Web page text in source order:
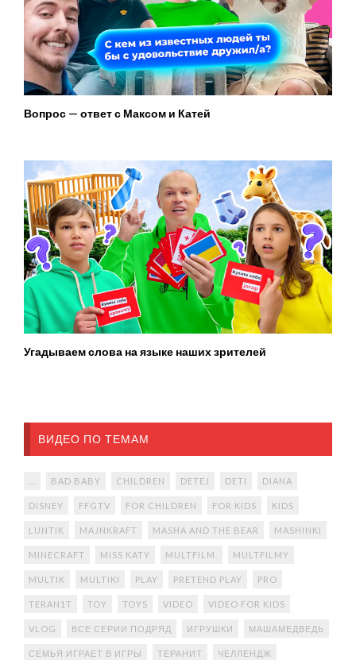
Вопрос — ответ с Максом и Катей
Угадываем слова на языке наших зрителей
ВИДЕО ПО ТЕМАМ
BAD BABY CHILDREN DETEJ DETI DIANA
DISNEY FFGTV FOR CHILDREN FOR KIDS KIDS
LUNTIK MAJNKRAFT MASHA AND THE BEAR MASHINKI
MINECRAFT MISS KATY MULTFILM. MULTFILMY
MULTIK MULTIKI PLAY PRETEND PLAY PRO
TERAN1T TOY TOYS VIDEO VIDEO FOR KIDS
VLOG ВСЕ СЕРИИ ПОДРЯД ИГРУШКИ МАШАМЕДВЕДЬ
СЕМЬЯ ИГРАЕТ В ИГРЫ ТЕРАНИТ ЧЕЛЛЕНДЖ